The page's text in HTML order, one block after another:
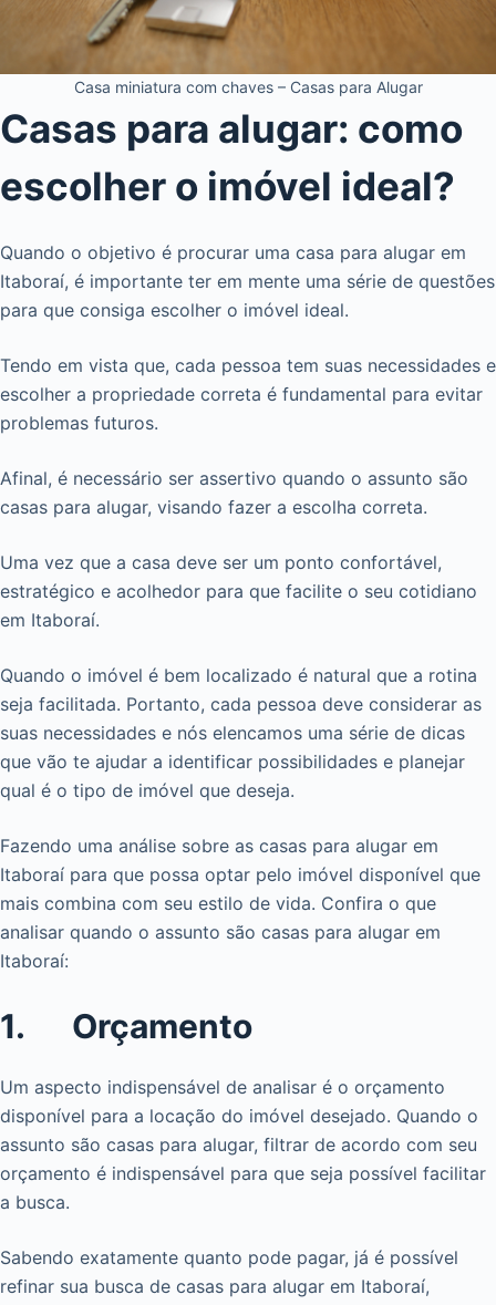
Casa miniatura com chaves – Casas para Alugar
Casas para alugar: como
escolher o imóvel ideal?
Quando o objetivo é procurar uma casa para alugar em
Itaboraí, é importante ter em mente uma série de questões
para que consiga escolher o imóvel ideal.
Tendo em vista que, cada pessoa tem suas necessidades e
escolher a propriedade correta é fundamental para evitar
problemas futuros.
Afinal, é necessário ser assertivo quando o assunto são
casas para alugar, visando fazer a escolha correta.
Uma vez que a casa deve ser um ponto confortável,
estratégico e acolhedor para que facilite o seu cotidiano
em Itaboraí.
Quando o imóvel é bem localizado é natural que a rotina
seja facilitada. Portanto, cada pessoa deve considerar as
suas necessidades e nós elencamos uma série de dicas
que vão te ajudar a identificar possibilidades e planejar
qual é o tipo de imóvel que deseja.
Fazendo uma análise sobre as casas para alugar em
Itaboraí para que possa optar pelo imóvel disponível que
mais combina com seu estilo de vida. Confira o que
analisar quando o assunto são casas para alugar em
Itaboraí:
1. Orçamento
Um aspecto indispensável de analisar é o orçamento
disponível para a locação do imóvel desejado. Quando o
assunto são casas para alugar, filtrar de acordo com seu
orçamento é indispensável para que seja possível facilitar
a busca.
Sabendo exatamente quanto pode pagar, já é possível
refinar sua busca de casas para alugar em Itaboraí,